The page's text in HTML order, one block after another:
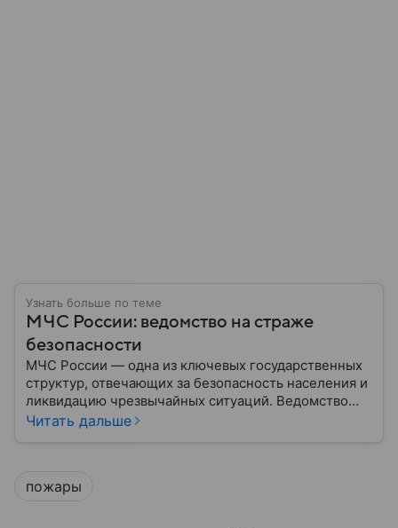
Узнать больше по теме
МЧС России: ведомство на страже
безопасности
МЧС России — одна из ключевых государственных
структур, отвечающих за безопасность населения и
ликвидацию чрезвычайных ситуаций. Ведомство
играет важную роль в защите граждан от
задачи выполняет и какую роль играет в
Читать дальше
пожары